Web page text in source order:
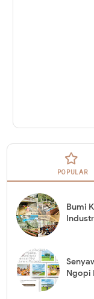
POPULAR
Bumi
Ngopi